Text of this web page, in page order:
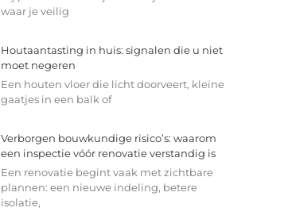
waar je veilig
Houtaantasting in huis: signalen die u niet
moet negeren
Een houten vloer die licht doorveert, kleine
gaatjes in een balk of
Verborgen bouwkundige risico’s: waarom
een inspectie vóór renovatie verstandig is
Een renovatie begint vaak met zichtbare
plannen: een nieuwe indeling, betere
isolatie,